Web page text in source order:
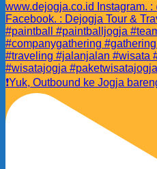
❗️Yuk, Outbound ke Jogja